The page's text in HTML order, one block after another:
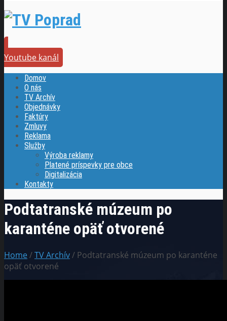
Youtube kanál
Domov
O nás
TV Archív
Objednávky
Faktúry
Zmluvy
Reklama
Služby
Výroba reklamy
Platené príspevky pre obce
Digitalizácia
Kontakty
Podtatranské múzeum po
karanténe opäť otvorené
Home/TV Archív/ Podtatranské múzeum po karanténe
opäť otvorené